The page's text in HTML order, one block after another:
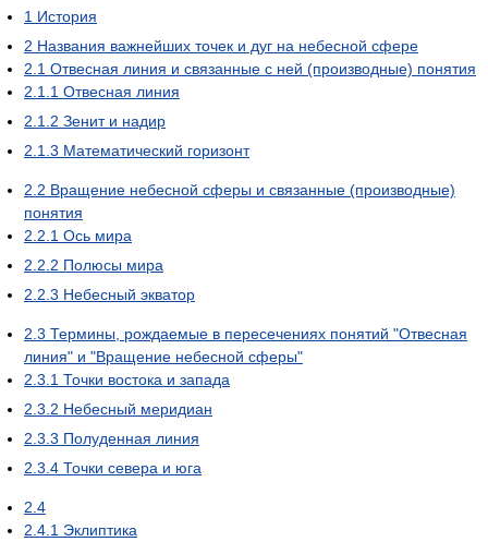
1 История
2 Названия важнейших точек и дуг на небесной сфере
2.1 Отвесная линия и связанные с ней (производные) понятия
2.1.1 Отвесная линия
2.1.2 Зенит и надир
2.1.3 Математический горизонт
2.2 Вращение небесной сферы и связанные (производные)
понятия
2.2.1 Ось мира
2.2.2 Полюсы мира
2.2.3 Небесный экватор
2.3 Термины, рождаемые в пересечениях понятий "Отвесная
линия" и "Вращение небесной сферы"
2.3.1 Точки востока и запада
2.3.2 Небесный меридиан
2.3.3 Полуденная линия
2.3.4 Точки севера и юга
2.4
2.4.1 Эклиптика